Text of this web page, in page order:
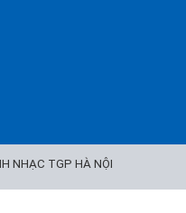
NHẠC TGP HÀ NỘI